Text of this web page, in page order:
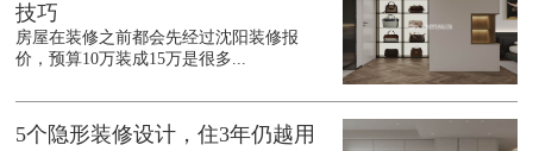
技巧
房屋在装修之前都会先经过沈阳装修报
价，预算10万装成15万是很多...
5个隐形装修设计，住3年仍越用